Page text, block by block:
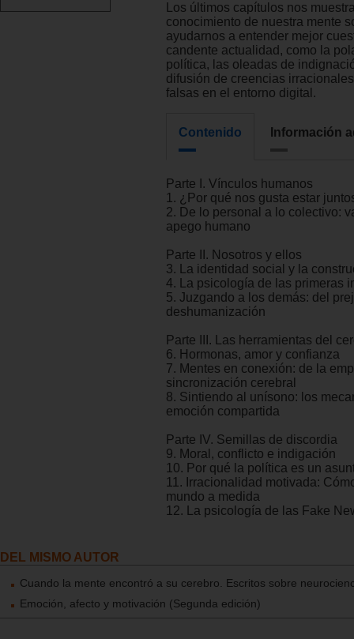
Los últimos capítulos nos
conocimiento de nuestra mente
ayudarnos a entender mejor
candente actualidad, como la
política, las oleadas de
difusión de creencias
falsas en el entorno digital.
Contenido Información
Parte I. Vínculos humanos
1. ¿Por qué nos gusta estar
2. De lo personal a lo colectivo:
apego humano
Parte II. Nosotros y ellos
3. La identidad social y la
4. La psicología de las primeras
5. Juzgando a los demás: del
deshumanización
Parte III. Las herramientas del
6. Hormonas, amor y confianza
7. Mentes en conexión: de la
sincronización cerebral
8. Sintiendo al unísono: los
emoción compartida
Parte IV. Semillas de discordia
9. Moral, conflicto e indigación
10. Por qué la política es un
11. Irracionalidad motivada:
mundo a medida
12. La psicología de las Fake
DEL MISMO AUTOR
Cuando la mente encontró a su cerebro. Escritos sobre
Emoción, afecto y motivación (Segunda edición)